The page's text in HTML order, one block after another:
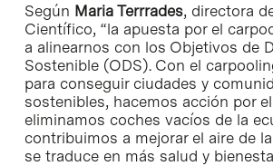
Según Maria Terrrades, directora
Científico, “la apuesta por el
a alinearnos con los Objetivos de
Sostenible (ODS). Con el
para conseguir ciudades y
sostenibles, hacemos acción por
eliminamos coches vacíos de la
contribuimos a mejorar el aire de
se traduce en más salud y